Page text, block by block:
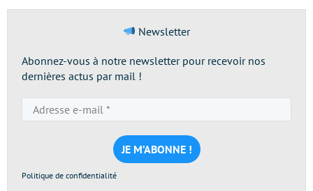
Newsletter
Abonnez-vous à notre newsletter pour recevoir nos
dernières actus par mail !
e-
mail
*
Politique de confidentialité